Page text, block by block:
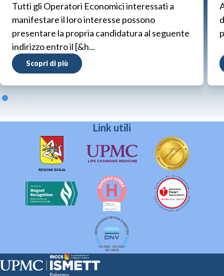
Tutti gli Operatori Economici interessati a
manifestare il loro interesse possono
presentare la propria candidatura al seguente
indirizzo entro il [&h...
Scopri di più
Link utili